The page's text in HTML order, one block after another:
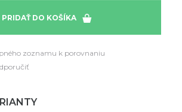
PRIDAŤ DO KOŠÍKA
zoznamu k porovnaniu